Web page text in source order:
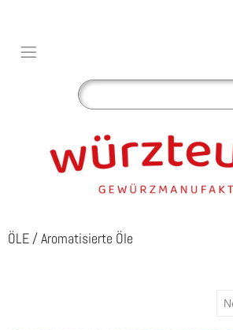
ÖLE /Aromatisierte Öle